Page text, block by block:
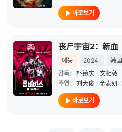
바로보기
丧尸宇宙2：新血
예능 2024
韩国
감독：
朴镇庆 / 文相敦
주연：
刘大俊 / 金泰妍 /
바로보기